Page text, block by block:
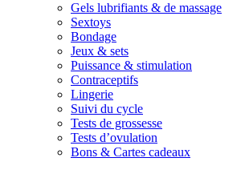
Gels lubrifiants & de massage
Sextoys
Bondage
Jeux & sets
Puissance & stimulation
Contraceptifs
Lingerie
Suivi du cycle
Tests de grossesse
Tests d’ovulation
Bons & Cartes cadeaux